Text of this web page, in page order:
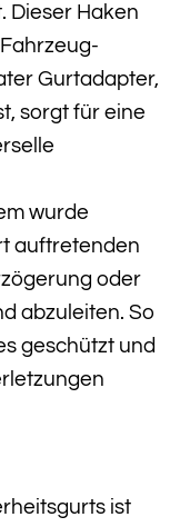
Dieser Haken
Gurtadapter,
sorgt für eine
wurde
auftretenden
oder
abzuleiten. So
geschützt und
ist